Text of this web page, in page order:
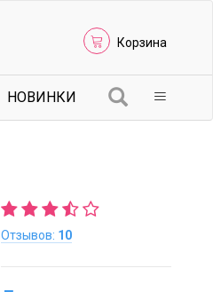
Корзина
НОВИНКИ
Отзывов: 10